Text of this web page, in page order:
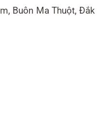
Buôn Ma Thuột, Đắk